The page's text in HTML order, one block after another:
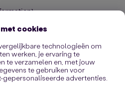
.
cookies
technologieën om
werken, je ervaring te
te verzamelen en, met jouw
te gebruiken voor
advertenties.